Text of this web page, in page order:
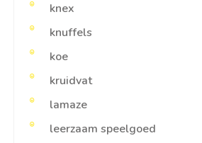
knex
knuffels
koe
kruidvat
lamaze
leerzaam speelgoed